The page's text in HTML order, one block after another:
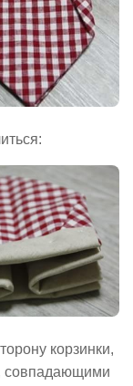
корзинки,
совпадающими